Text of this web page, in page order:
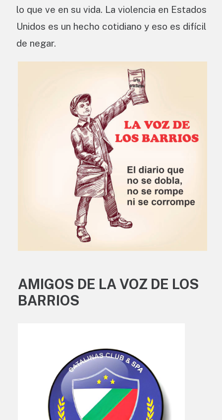
lo que ve en su vida. La violencia en Estados
Unidos es un hecho cotidiano y eso es difícil
de negar.
AMIGOS DE LA VOZ DE LOS
BARRIOS